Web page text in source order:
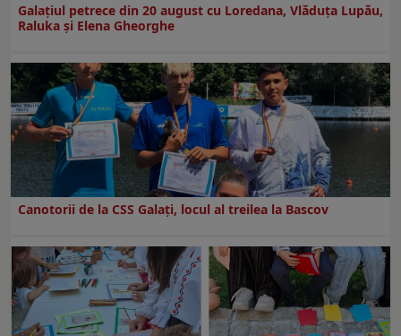
Galaţiul petrece din 20 august cu Loredana, Vlăduța Lupău,
Raluka și Elena Gheorghe
Canotorii de la CSS Galați, locul al treilea la Bascov